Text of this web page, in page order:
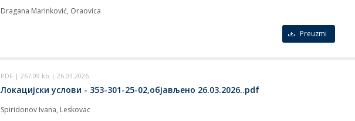
Dragana Marinković, Oraovica
Preuzmi
PDF | 267.09 kb | 26.03.2026.
Локацијски услови - 353-301-25-02,објављено 26.03.2026..pdf
Spiridonov Ivana, Leskovac